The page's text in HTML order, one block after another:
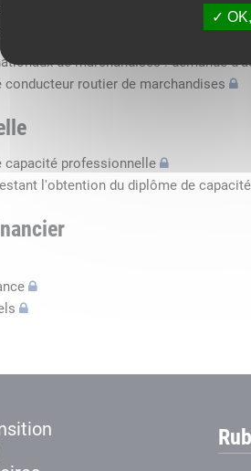
transport routier
de marchandises dans l'espace
de marchandises : demande
routier de marchandises
capacité professionnelle
l'obtention du diplôme de